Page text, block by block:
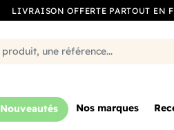
LIVRAISON OFFERTE PARTOUT EN
Nouveautés Nos marques